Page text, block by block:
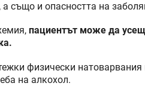
също и опасността на
пациентът може да
физически натоварвания
на алкохол.